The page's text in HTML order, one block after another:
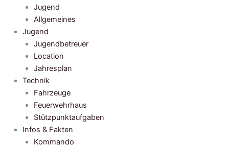
Jugend
Allgemeines
Jugend
Jugendbetreuer
Location
Jahresplan
Technik
Fahrzeuge
Feuerwehrhaus
Stützpunktaufgaben
Infos & Fakten
Kommando